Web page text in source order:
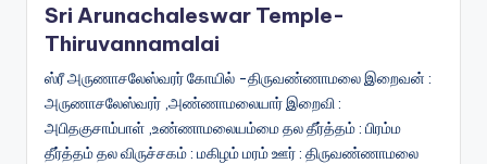
Sri Arunachaleswar Temple-
Thiruvannamalai
ஸ்ரீ அருணாசலேஸ்வரர் கோயில் -திருவண்ணாமலை இறைவன் :
அருணாசலேஸ்வரர் ,அண்ணாமலையார் இறைவி :
அபிதகுசாம்பாள் ,உண்ணாமலையம்மை தல தீர்த்தம் : பிரம்ம
தீர்த்தம் தல விருச்சகம் : மகிழம் மரம் ஊர் : திருவண்ணாமலை